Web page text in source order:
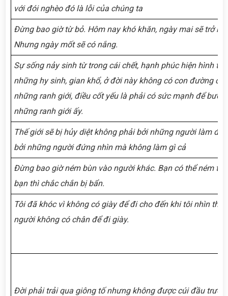
với đói nghèo đó là lỗi của chúng ta
Đừng bao giờ từ bỏ. Hôm nay khó khăn, ngày mai sẽ trở
Nhưng ngày mốt sẽ có nắng.
Sự sống nảy sinh từ trong cái chết, hạnh phúc hiện hình từ
những hy sinh, gian khổ, ở đời này không có con đường
những ranh giới, điều cốt yếu là phải có sức mạnh để bước
những ranh giới ấy.
Thế giới sẽ bị hủy diệt không phải bởi những người làm
bởi những người đứng nhìn mà không làm gì cả
Đừng bao giờ ném bùn vào người khác. Bạn có thể ném
bạn thì chắc chắn bị bẩn.
Tôi đã khóc vì không có giày để đi cho đến khi tôi nhìn
người không có chân để đi giày.
Đời phải trải qua giông tố nhưng không được cúi đầu trước